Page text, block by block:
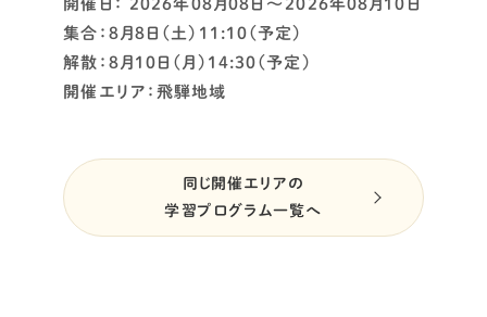
開催日： 2026年08月08日～2026年08月10日
集合：8月8日（土）11:10（予定）
解散：8月10日（月）14:30（予定）
開催エリア：飛騨地域
同じ開催エリアの
学習プログラム一覧へ